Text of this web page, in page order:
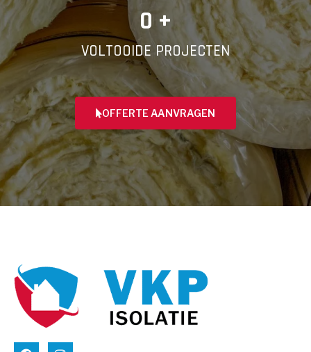
0 +
VOLTOOIDE PROJECTEN
OFFERTE AANVRAGEN